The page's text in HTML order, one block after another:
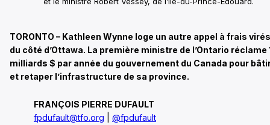
TORONTO – Kathleen Wynne loge un autre appel à frais virés
du côté d’Ottawa. La première ministre de l’Ontario réclame
milliards $ par année du gouvernement du Canada pour
et retaper l’infrastructure de sa province.
FRANÇOIS PIERRE DUFAULT
fpdufault@tfo.org
@fpdufault